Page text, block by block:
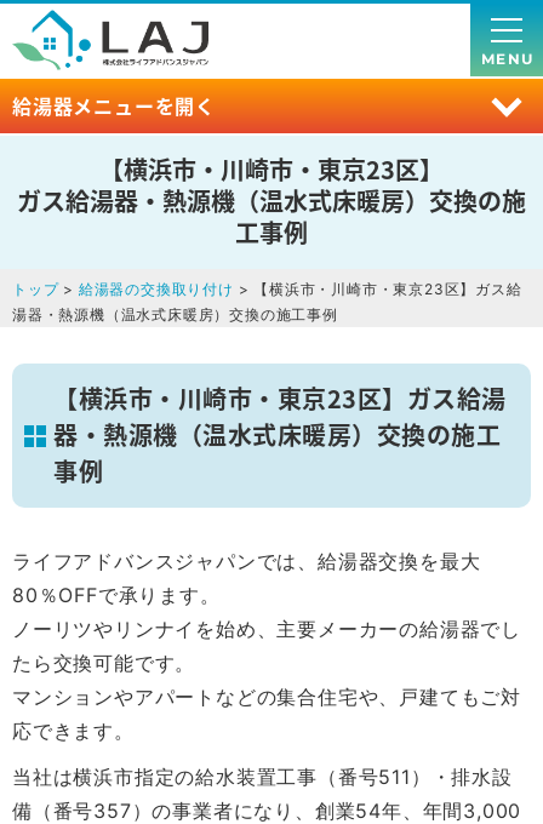
給湯器メニューを開く
MENU
【横浜市・川崎市・東京23区】
ガス給湯器・熱源機（温水式床暖房）交換の施
工事例
トップ> 給湯器の交換取り付け > 【横浜市・川崎市・東京23区】ガス給
湯器・熱源機（温水式床暖房）交換の施工事例
【横浜市・川崎市・東京23区】ガス給湯
器・熱源機（温水式床暖房）交換の施工
事例
ライフアドバンスジャパンでは、給湯器交換を最大
80％OFFで承ります。
ノーリツやリンナイを始め、主要メーカーの給湯器でし
たら交換可能です。
マンションやアパートなどの集合住宅や、戸建てもご対
応できます。
当社は横浜市指定の給水装置工事（番号511）・排水設
備（番号357）の事業者になり、創業54年、年間3,000